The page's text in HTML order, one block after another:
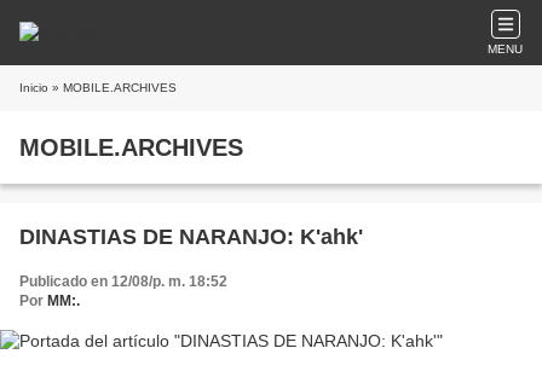
MENU
Inicio » MOBILE.ARCHIVES
MOBILE.ARCHIVES
DINASTIAS DE NARANJO: K'ahk'
Publicado en 12/08/p. m. 18:52
Por MM:.